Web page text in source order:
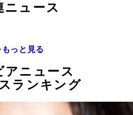
ニュース
っと見る
アニュース
ランキング